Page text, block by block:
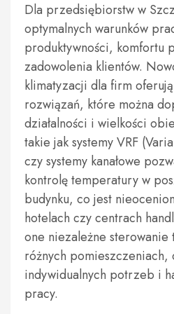
Dla przedsiębiorstw w
optymalnych warunków
produktywności, komfortu
zadowolenia klientów.
klimatyzacji dla firm
rozwiązań, które można
działalności i wielkości
takie jak systemy VRF
czy systemy kanałowe
kontrolę temperatury w
budynku, co jest
hotelach czy centrach
one niezależne
różnych pomieszczeniach,
indywidualnych potrzeb i
pracy.